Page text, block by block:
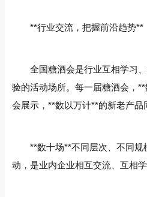
**行业交流，把握前沿趋势**
全国糖酒会是行业互相学习
验的活动场所。每一届糖酒会，
会展示，**数以万计**的新老产品
**数十场**不同层次、不同
动，是业内企业相互交流、互相学